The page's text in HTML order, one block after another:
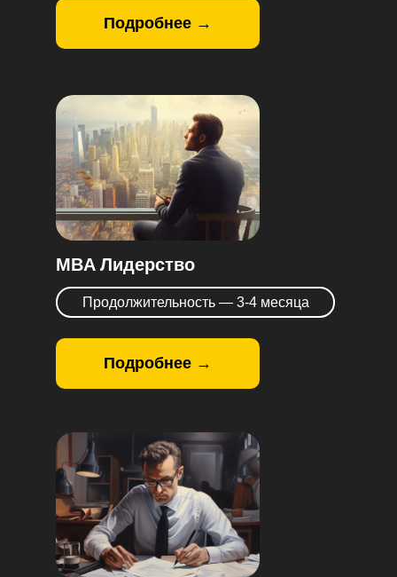
Подробнее →
MBA Лидерство
Подробнее →
Продолжительность — 3-4 месяца